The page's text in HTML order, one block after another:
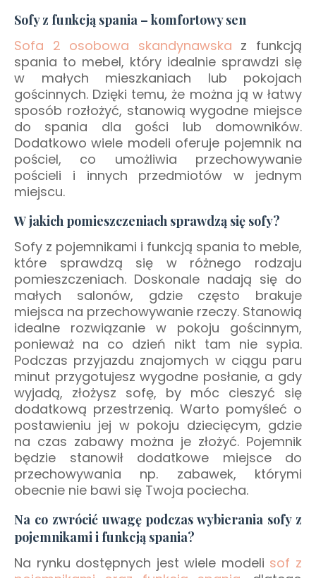
Sofy z funkcją spania – komfortowy sen
Sofa 2 osobowa skandynawska z funkcją
spania to mebel, który idealnie sprawdzi się
w małych mieszkaniach lub pokojach
gościnnych. Dzięki temu, że można ją w łatwy
sposób rozłożyć, stanowią wygodne miejsce
do spania dla gości lub domowników.
Dodatkowo wiele modeli oferuje pojemnik na
pościel, co umożliwia przechowywanie
pościeli i innych przedmiotów w jednym
miejscu.
W jakich pomieszczeniach sprawdzą się sofy?
Sofy z pojemnikami i funkcją spania to meble,
które sprawdzą się w różnego rodzaju
pomieszczeniach. Doskonale nadają się do
małych salonów, gdzie często brakuje
miejsca na przechowywanie rzeczy. Stanowią
idealne rozwiązanie w pokoju gościnnym,
ponieważ na co dzień nikt tam nie sypia.
Podczas przyjazdu znajomych w ciągu paru
minut przygotujesz wygodne posłanie, a gdy
wyjadą, złożysz sofę, by móc cieszyć się
dodatkową przestrzenią. Warto pomyśleć o
postawieniu jej w pokoju dziecięcym, gdzie
na czas zabawy można je złożyć. Pojemnik
będzie stanowił dodatkowe miejsce do
przechowywania np. zabawek, którymi
obecnie nie bawi się Twoja pociecha.
Na co zwrócić uwagę podczas wybierania sofy z
pojemnikami i funkcją spania?
Na rynku dostępnych jest wiele modeli sof z